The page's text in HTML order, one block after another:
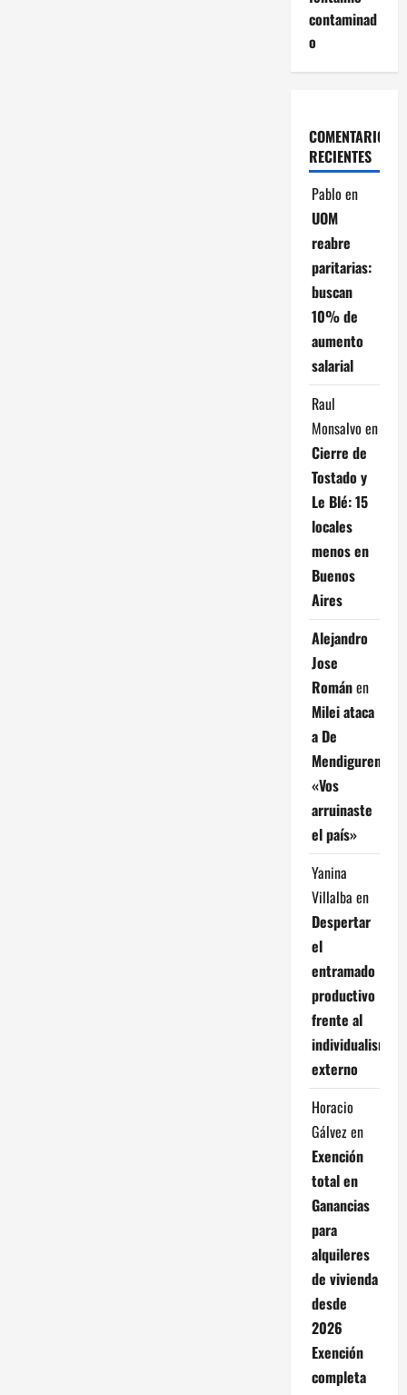
contaminad
o
COMENTARIOS
RECIENTES
Pablo en
UOM
reabre
paritarias:
buscan
10% de
aumento
salarial
Raul
Monsalvo en
Cierre de
Tostado y
Le Blé: 15
locales
menos en
Buenos
Aires
Alejandro
Jose
Románen
Milei ataca
a De
Mendiguren:
«Vos
arruinaste
el país»
Yanina
Villalba en
Despertar
el
entramado
productivo
frente al
individualismo
externo
Horacio
Gálvezen
Exención
total en
Ganancias
para
alquileres
de vivienda
desde
2026
Exención
completa